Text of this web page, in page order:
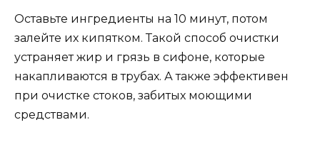
Оставьте ингредиенты на 10 минут, потом
залейте их кипятком. Такой способ очистки
устраняет жир и грязь в сифоне, которые
накапливаются в трубах. А также эффективен
при очистке стоков, забитых моющими
средствами.